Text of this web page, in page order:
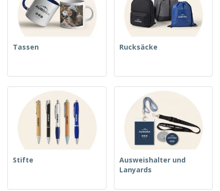
Tassen Rucksäcke
Stifte
Ausweishalter und
Lanyards